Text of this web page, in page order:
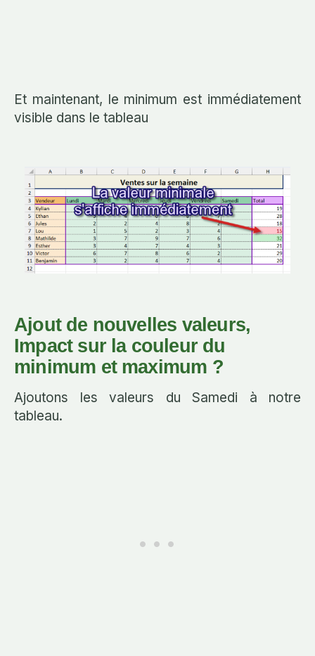
Et maintenant, le minimum est immédiatement
visible dans le tableau
Ajout de nouvelles valeurs,
Impact sur la couleur du
minimum et maximum ?
Ajoutons les valeurs du Samedi à notre
tableau.